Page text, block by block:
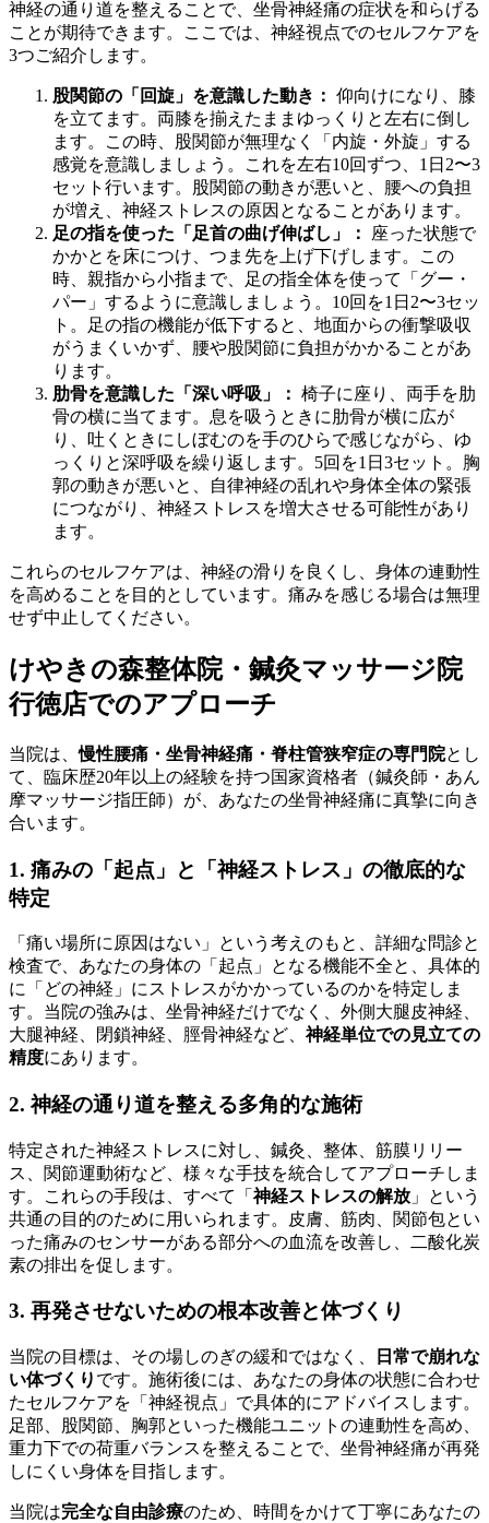
神経の通り道を整えることで、坐骨神経痛の症状を和らげる
ことが期待できます。ここでは、神経視点でのセルフケアを
3つご紹介します。
股関節の「回旋」を意識した動き： 仰向けになり、膝
を立てます。両膝を揃えたままゆっくりと左右に倒し
ます。この時、股関節が無理なく「内旋・外旋」する
感覚を意識しましょう。これを左右10回ずつ、1日2〜3
セット行います。股関節の動きが悪いと、腰への負担
が増え、神経ストレスの原因となることがあります。
足の指を使った「足首の曲げ伸ばし」：
座った状態で
かかとを床につけ、つま先を上げ下げします。この
時、親指から小指まで、足の指全体を使って「グー・
パー」するように意識しましょう。10回を1日2〜3セッ
ト。足の指の機能が低下すると、地面からの衝撃吸収
がうまくいかず、腰や股関節に負担がかかることがあ
ります。
肋骨を意識した「深い呼吸」： 椅子に座り、両手を肋
骨の横に当てます。息を吸うときに肋骨が横に広が
り、吐くときにしぼむのを手のひらで感じながら、ゆ
っくりと深呼吸を繰り返します。5回を1日3セット。胸
郭の動きが悪いと、自律神経の乱れや身体全体の緊張
につながり、神経ストレスを増大させる可能性があり
ます。
これらのセルフケアは、神経の滑りを良くし、身体の連動性
を高めることを目的としています。痛みを感じる場合は無理
せず中止してください。
けやきの森整体院・鍼灸マッサージ院
行徳店でのアプローチ
当院は、慢性腰痛・坐骨神経痛・脊柱管狭窄症の専門院とし
て、臨床歴20年以上の経験を持つ国家資格者（鍼灸師・あん
摩マッサージ指圧師）が、あなたの坐骨神経痛に真摯に向き
合います。
1. 痛みの「起点」と「神経ストレス」の徹底的な
特定
「痛い場所に原因はない」という考えのもと、詳細な問診と
検査で、あなたの身体の「起点」となる機能不全と、具体的
に「どの神経」にストレスがかかっているのかを特定しま
す。当院の強みは、坐骨神経だけでなく、外側大腿皮神経、
大腿神経、閉鎖神経、脛骨神経など、神経単位での見立ての
精度にあります。
2. 神経の通り道を整える多角的な施術
特定された神経ストレスに対し、鍼灸、整体、筋膜リリー
ス、関節運動術など、様々な手技を統合してアプローチしま
す。これらの手段は、すべて「神経ストレスの解放 」という
共通の目的のために用いられます。皮膚、筋肉、関節包とい
った痛みのセンサーがある部分への血流を改善し、二酸化炭
素の排出を促します。
3. 再発させないための根本改善と体づくり
当院の目標は、その場しのぎの緩和ではなく、
日常で崩れな
い体づくり です。施術後には、あなたの身体の状態に合わせ
たセルフケアを「神経視点」で具体的にアドバイスします。
足部、股関節、胸郭といった機能ユニットの連動性を高め、
重力下での荷重バランスを整えることで、坐骨神経痛が再発
しにくい身体を目指します。
当院は完全な自由診療のため、時間をかけて丁寧にあなたの